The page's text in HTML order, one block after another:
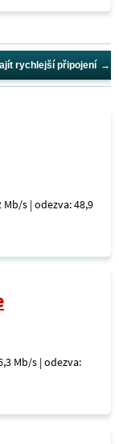
rychlejší připojení
s | odezva: 48,9
Mb/s | odezva: